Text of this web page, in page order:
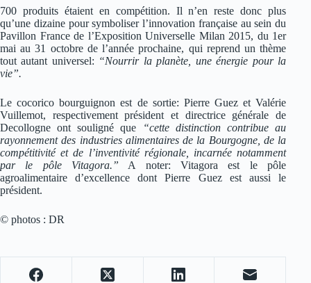
700 produits étaient en compétition. Il n’en reste donc plus
qu’une dizaine pour symboliser l’innovation française au sein du
Pavillon France de l’Exposition Universelle Milan 2015, du 1er
mai au 31 octobre de l’année prochaine, qui reprend un thème
tout autant universel: “Nourrir la planète, une énergie pour la
vie”.
Le cocorico bourguignon est de sortie: Pierre Guez et Valérie
Vuillemot, respectivement président et directrice générale de
Decollogne ont souligné que
“cette distinction contribue au
rayonnement des industries alimentaires de la Bourgogne, de la
compétitivité et de l’inventivité régionale, incarnée notamment
par le pôle Vitagora.” A noter: Vitagora est le pôle
agroalimentaire d’excellence dont Pierre Guez est aussi le
président.
© photos : DR